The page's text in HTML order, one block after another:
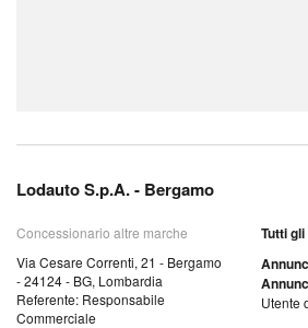
Lodauto S.p.A. - Bergamo
Concessionario altre marche
Via Cesare Correnti, 21 - Bergamo
- 24124 - BG, Lombardia
Referente: Responsabile
Commerciale
Tutti
Utente